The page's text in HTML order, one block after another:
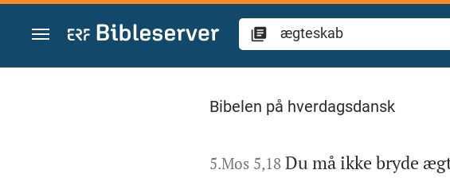
Gå til indhold
Søg "ægteskab" in the Bible
Bibelen på hverdagsdansk
5.Mos 5,18 Du må ikke bryde